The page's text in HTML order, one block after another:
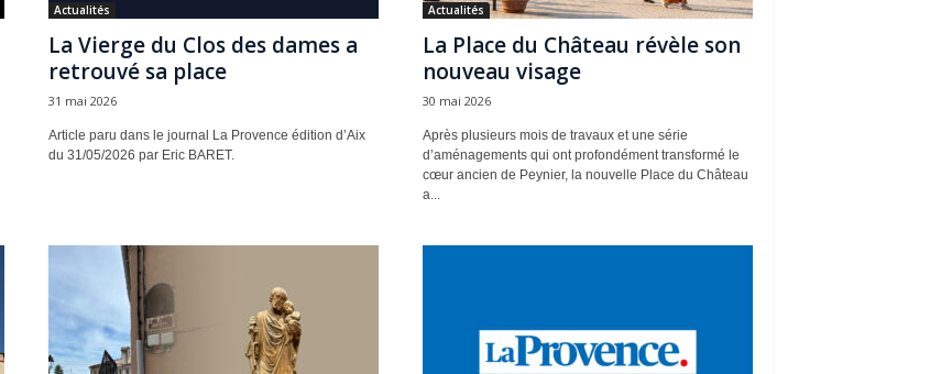
Actualités
La Vierge du Clos des dames a
retrouvé sa place
31 mai 2026
Article paru dans le journal La Provence édition d’Aix
du 31/05/2026 par Eric BARET.
Actualités
La Place du Château révèle son
nouveau visage
30 mai 2026
Après plusieurs mois de travaux et une série
d’aménagements qui ont profondément transformé le
cœur ancien de Peynier, la nouvelle Place du Château
a...